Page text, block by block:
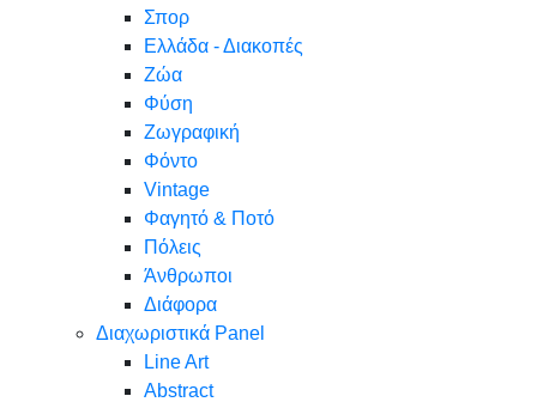
Σπορ
Ελλάδα - Διακοπές
Ζώα
Φύση
Ζωγραφική
Φόντο
Vintage
Φαγητό & Ποτό
Πόλεις
Άνθρωποι
Διάφορα
Διαχωριστικά Panel
Line Art
Abstract